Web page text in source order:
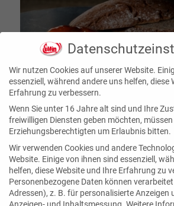
Fisch & Gesundheit
Weiterlesen
Wir nutzen Cookies auf unserer Website.
essenziell, während andere uns helfen, diese
Erfahrung zu verbessern.
Wenn Sie unter 16 Jahre alt sind und Ihre
freiwilligen Diensten geben möchten, müssen
Erziehungsberechtigten um Erlaubnis bitten.
Wir verwenden Cookies und andere
Website. Einige von ihnen sind essenziell,
helfen, diese Website und Ihre Erfahrung zu
Personenbezogene Daten können
Adressen), z. B. für personalisierte Anzeigen
Anzeigen- und Inhaltsmessung. Weitere